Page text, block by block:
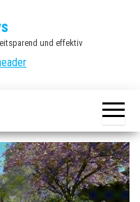
und effektiv